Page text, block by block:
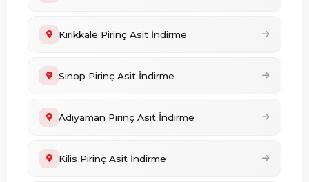
Kırıkkale Pirinç Asit İndirme
Sinop Pirinç Asit İndirme
Adıyaman Pirinç Asit İndirme
Kilis Pirinç Asit İndirme